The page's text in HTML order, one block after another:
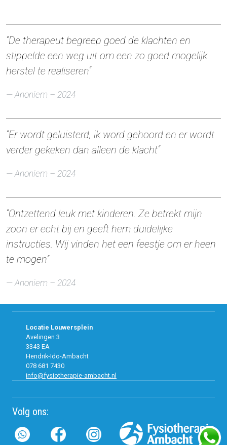
“De therapeut begreep goed de klachten en
stippelde een weg uit om een zo goed mogelijk
herstel te realiseren“
Anoniem – 2024
“Er wordt geluisterd, ik word gehoord en er wordt
verder gekeken dan alleen de klacht“
Anoniem – 2024
“Ontzettend leuk met kinderen. Ze betrekt mijn
zoon er echt bij en geeft hem duidelijke
instructies. Wij vinden het een feestje om er heen
te mogen”
Anoniem – 2024
Locatie Louwersplein
Avelingen 3
3343 EA
Hendrik-Ido-Ambacht
078 681 7430
info@fysiotherapie-ambacht.nl
Volg ons: